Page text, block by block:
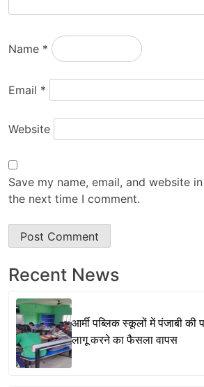
Name *
Email *
Website
Save my name, email, and website
the next time I comment.
Recent News
आर्मी पब्लिक स्कूलों में पंजाबी की
लागू करने का फैसला वापस